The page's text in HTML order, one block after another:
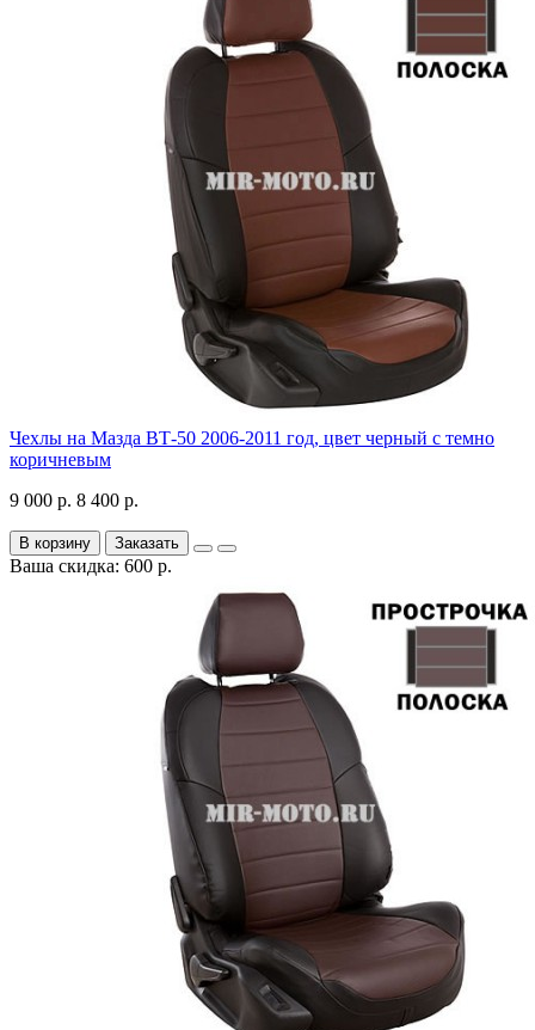
Чехлы на Мазда ВТ-50 2006-2011 год, цвет черный с темно
коричневым
9 000 р. 8 400 р.
В корзину Заказать
Ваша скидка: 600 р.